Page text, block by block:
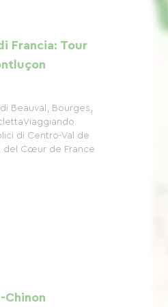
Francia: Tour
Beauval, Bourges,
di Centro-Val de
del Cœur de France
Chinon